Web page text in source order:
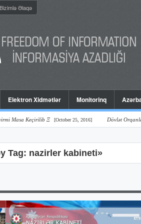
Bizimlə Əlaqə
Elektron Xidmətlər Monitorinq
Ξ [October 25, 2016] Dövlət Orqanlarının (
Tag: nazirler kabineti»